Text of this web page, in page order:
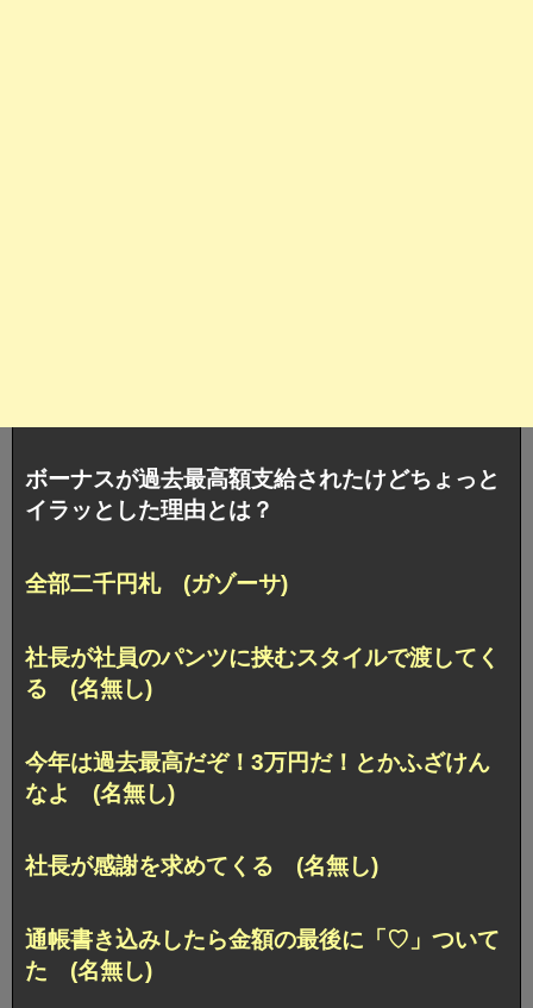
ボーナスが過去最高額支給されたけどちょっと
イラッとした理由とは？
全部二千円札 (ガゾーサ)
社長が社員のパンツに挟むスタイルで渡してく
る (名無し)
今年は過去最高だぞ！3万円だ！とかふざけん
なよ (名無し)
社長が感謝を求めてくる (名無し)
通帳書き込みしたら金額の最後に「♡」ついて
た (名無し)